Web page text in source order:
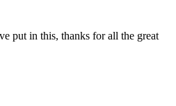
put in this, thanks for all the great